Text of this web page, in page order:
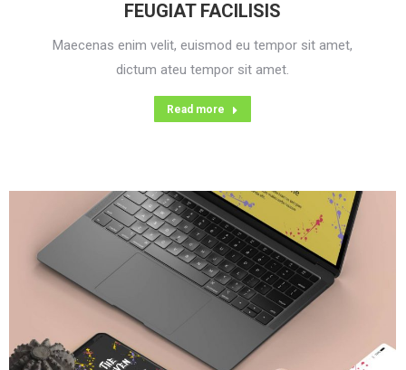
FEUGIAT FACILISIS
Maecenas enim velit, euismod eu tempor sit amet,
dictum ateu tempor sit amet.
Read more